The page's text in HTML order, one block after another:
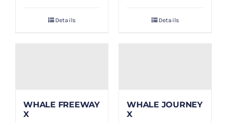
PAYMENT Details Details
WHALE FREEWAY
X
WHALE JOURNEY
X